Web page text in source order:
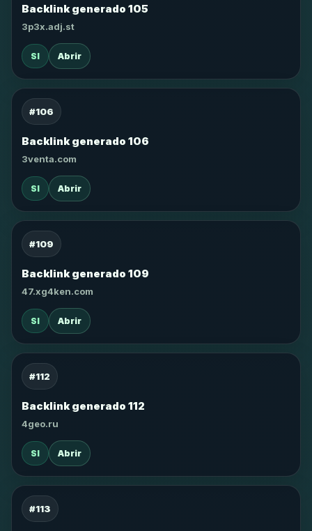
Backlink generado 105
3p3x.adj.st
SI Abrir
#106
Backlink generado 106
3venta.com
SI Abrir
#109
Backlink generado 109
47.xg4ken.com
SI Abrir
#112
Backlink generado 112
4geo.ru
SI Abrir
#113